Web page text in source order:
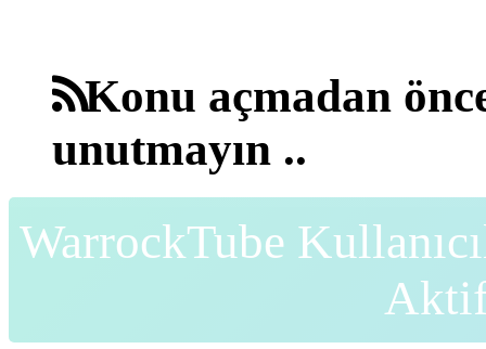
Konu açmadan
unutmayın ..
WarrockTube